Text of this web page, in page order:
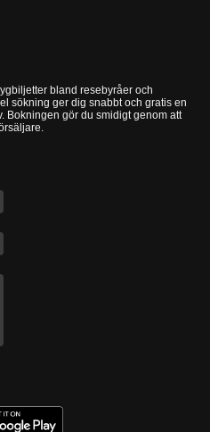
bland resebyråer och
sökning ger dig snabbt och gratis en
Bokningen gör du smidigt genom att